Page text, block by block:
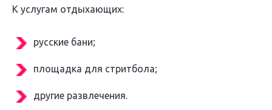
К услугам отдыхающих:
русские бани;
площадка для стритбола;
другие развлечения.